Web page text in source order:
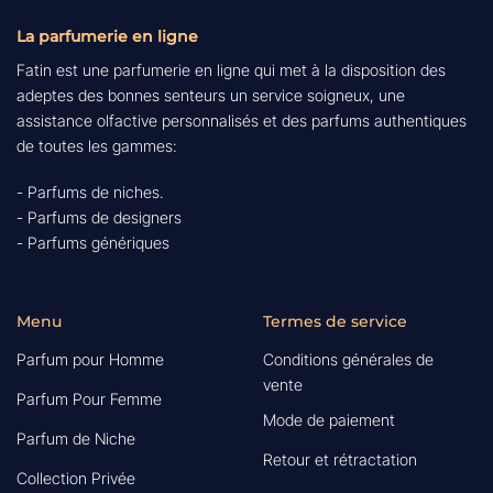
La parfumerie en ligne
Fatin est une parfumerie en ligne qui met à la disposition des
adeptes des bonnes senteurs un service soigneux, une
assistance olfactive personnalisés et des parfums authentiques
de toutes les gammes:
- Parfums de niches.
- Parfums de designers
- Parfums génériques
Menu
Parfum pour Homme
Parfum Pour Femme
Parfum de Niche
Collection Privée
Termes de service
Conditions générales de
vente
Mode de paiement
Retour et rétractation